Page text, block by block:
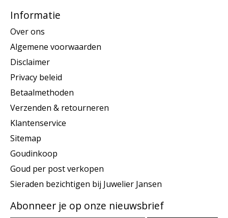
Informatie
Over ons
Algemene voorwaarden
Disclaimer
Privacy beleid
Betaalmethoden
Verzenden & retourneren
Klantenservice
Sitemap
Goudinkoop
Goud per post verkopen
Sieraden bezichtigen bij Juwelier Jansen
Abonneer je op onze nieuwsbrief